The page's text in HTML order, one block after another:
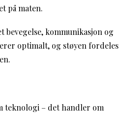
på maten.
kommunikasjon og
optimalt, og støyen fordeles
teknologi – det handler om